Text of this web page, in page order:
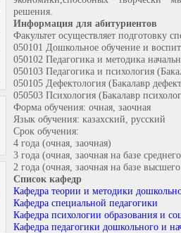
решения.
Информация для абитуриентов
Факультет осуществляет подготовку
050101 Дошкольное обучение и
050102 Педагогика и методика
050103 Педагогика и психология
050105 Дефектология (Бакалавр
050503 Психология (Бакалавр
Форма обучения: очная, заочная
Язык обучения: казахский, русский
Срок обучения:
4 года (очная, заочная)
3 года (очная, заочная на базе
2 года (очная, заочная на базе
Список кафедр
Кафедра теории и методики
Кафедра специальной педагогики
Кафедра психологии образования и
Кафедра педагогики дошкольного и